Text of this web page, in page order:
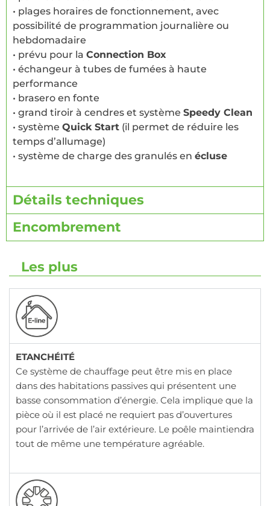
• plages horaires de fonctionnement, avec
possibilité de programmation journalière ou
hebdomadaire
• prévu pour la Connection Box
• échangeur à tubes de fumées à haute
performance
• brasero en fonte
• grand tiroir à cendres et système Speedy Clean
• système Quick Start (il permet de réduire les
temps d’allumage)
• système de charge des granulés en écluse
Détails techniques
Encombrement
Les plus
ETANCHÉITÉ
Ce système de chauffage peut être mis en place
dans des habitations passives qui présentent une
basse consommation d’énergie. Cela implique que la
pièce où il est placé ne requiert pas d’ouvertures
pour l’arrivée de l’air extérieure. Le poêle maintiendra
tout de même une température agréable.